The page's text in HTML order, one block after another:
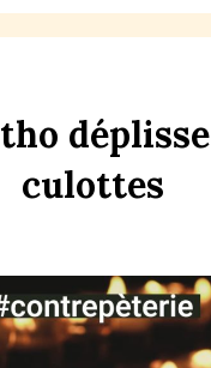
tho déplisse
culottes